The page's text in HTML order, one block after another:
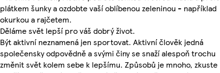
plátkem šunky a ozdobte vaší oblíbenou zeleninou - například
okurkou a rajčetem.
Děláme svět lepší pro váš dobrý život.
Být aktivní neznamená jen sportovat. Aktivní člověk jedná
společensky odpovědně a svými činy se snaží alespoň trochu
změnit svět kolem sebe k lepšímu. Způsobů je mnoho, zkuste